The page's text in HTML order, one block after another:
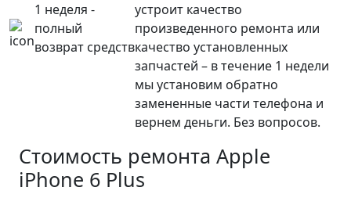
1 неделя -
полный
возврат средств
устроит качество
произведенного ремонта или
качество установленных
запчастей – в течение 1 недели
мы установим обратно
замененные части телефона и
вернем деньги. Без вопросов.
Стоимость ремонта Apple
iPhone 6 Plus